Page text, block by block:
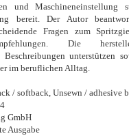
und
bereit. Der Autor
Fragen zum
Die
Beschreibungen unterstützen
im beruflichen Alltag.
/ softback, Unsewn / adhesive
GmbH
Ausgabe